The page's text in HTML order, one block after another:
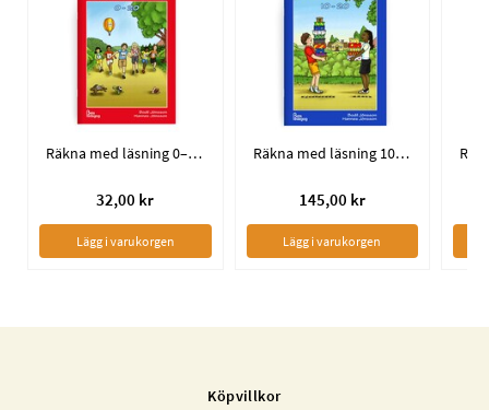
Räkna med läsning 0–20 med tiotalsövergångar
32,00 kr
Lägg i varukorgen
Räkna med läsning 10–20 / 5-pack
145,00 kr
Lägg i varukorgen
Köpvillkor